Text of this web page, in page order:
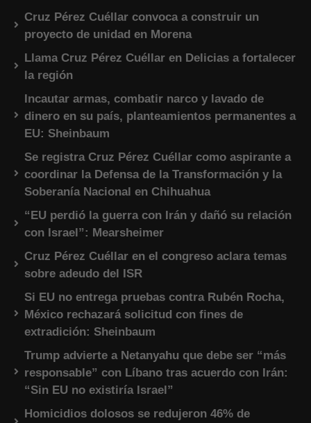
Cruz Pérez Cuéllar convoca a construir un
proyecto de unidad en Morena
Llama Cruz Pérez Cuéllar en Delicias a fortalecer
la región
Incautar armas, combatir narco y lavado de
dinero en su país, planteamientos permanentes a
EU: Sheinbaum
Se registra Cruz Pérez Cuéllar como aspirante a
coordinar la Defensa de la Transformación y la
Soberanía Nacional en Chihuahua
“EU perdió la guerra con Irán y dañó su relación
con Israel”: Mearsheimer
Cruz Pérez Cuéllar en el congreso aclara temas
sobre adeudo del ISR
Si EU no entrega pruebas contra Rubén Rocha,
México rechazará solicitud con fines de
extradición: Sheinbaum
Trump advierte a Netanyahu que debe ser “más
responsable” con Líbano tras acuerdo con Irán:
“Sin EU no existiría Israel”
Homicidios dolosos se redujeron 46% de